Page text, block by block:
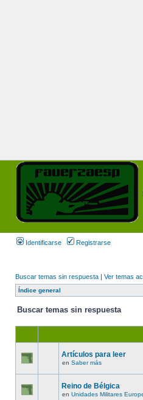
Identificarse Registrarse
Buscar temas sin respuesta | Ver temas
Índice general
Buscar temas sin respuesta
Artículos para leer
en Saber más
Reino de Bélgica
en Unidades Militares